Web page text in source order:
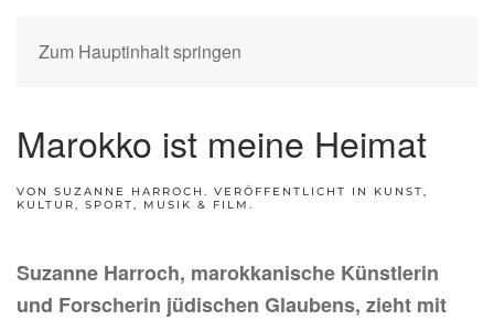
Zum Hauptinhalt springen
Marokko ist meine Heimat
VON SUZANNE HARROCH. VERÖFFENTLICHT IN KUNST,
KULTUR, SPORT, MUSIK & FILM .
Suzanne Harroch, marokkanische Künstlerin
und Forscherin jüdischen Glaubens, zieht mit